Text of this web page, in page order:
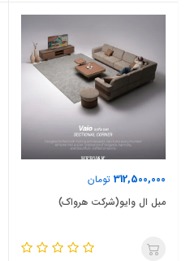
312,500,000 تومان
مبل ال وایو(شرکت هرواک)